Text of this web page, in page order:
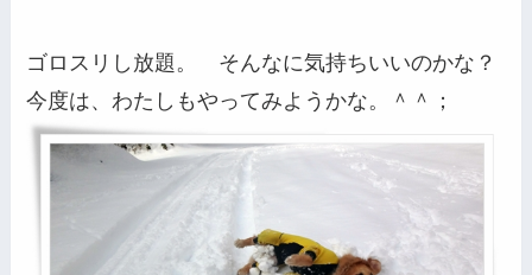
ゴロスリし放題。 そんなに気持ちいいのかな？
今度は、わたしもやってみようかな。＾＾；